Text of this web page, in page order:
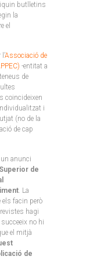
butlletins
la
el
Associació de
-entitat a
de
coincideixen
i
(no de la
de cap
anunci
de
. La
facin però
hagi
no hi
el mitjà
de